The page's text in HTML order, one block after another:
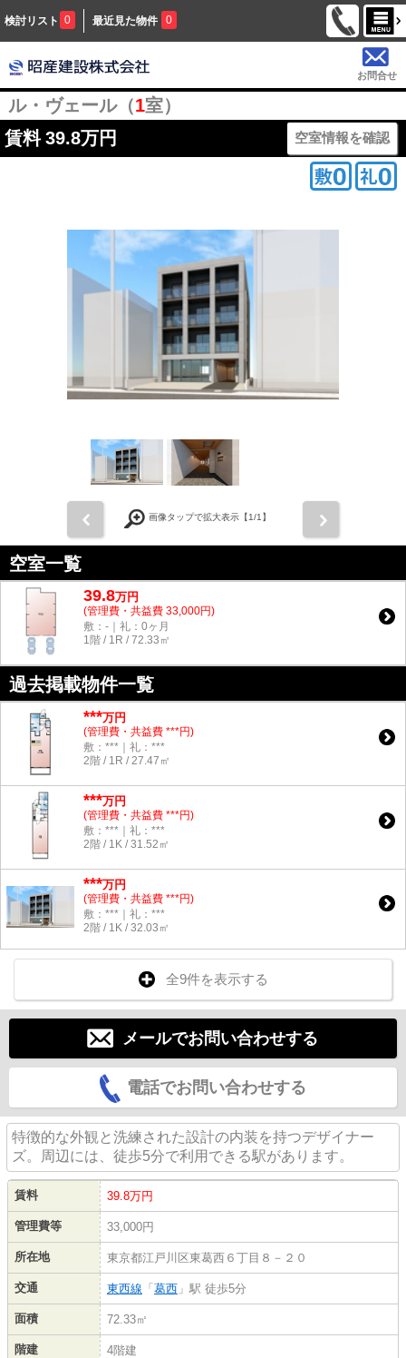
検討リスト 0 最近見た物件 0
お問合せ
ル・ヴェール（1室）
賃料 39.8万円 空室情報を確認
画像タップで拡大表示【1/1】
空室一覧
39.8万円
(管理費・共益費 33,000円)
敷：-｜礼：0ヶ月
1階 / 1R / 72.33㎡
過去掲載物件一覧
***万円
(管理費・共益費 ***円)
敷：***｜礼：***
2階 / 1R / 27.47㎡
***万円
(管理費・共益費 ***円)
敷：***｜礼：***
2階 / 1K / 31.52㎡
***万円
(管理費・共益費 ***円)
敷：***｜礼：***
2階 / 1K / 32.03㎡
全9件を表示する
メールでお問い合わせする
電話でお問い合わせする
特徴的な外観と洗練された設計の内装を持つデザイナー
ズ。周辺には、徒歩5分で利用できる駅があります。
賃料 39.8万円
管理費等 33,000円
所在地 東京都江戸川区東葛西６丁目８－２０
交通 東西線 「 葛西 」駅 徒歩5分
面積 72.33㎡
階建 4階建